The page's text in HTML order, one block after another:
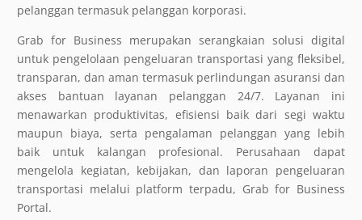
pelanggan termasuk pelanggan korporasi.
Grab for Business merupakan serangkaian solusi digital
untuk pengelolaan pengeluaran transportasi yang fleksibel,
transparan, dan aman termasuk perlindungan asuransi dan
akses bantuan layanan pelanggan 24/7. Layanan ini
menawarkan produktivitas, efisiensi baik dari segi waktu
maupun biaya, serta pengalaman pelanggan yang lebih
baik untuk kalangan profesional. Perusahaan dapat
mengelola kegiatan, kebijakan, dan laporan pengeluaran
transportasi melalui platform terpadu, Grab for Business
Portal.